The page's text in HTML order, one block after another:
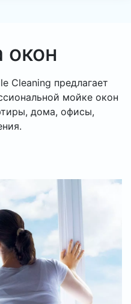
окон
Cleaning предлагает
мойке окон
дома, офисы,